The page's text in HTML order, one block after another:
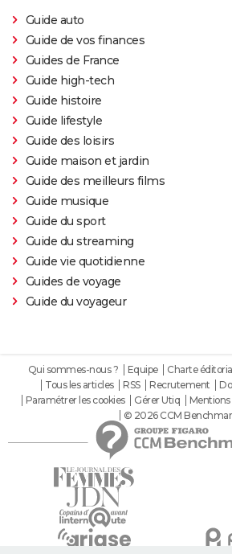
Guide auto
Guide de vos finances
Guides de France
Guide high-tech
Guide histoire
Guide lifestyle
Guide des loisirs
Guide maison et jardin
Guide des meilleurs films
Guide musique
Guide du sport
Guide du streaming
Guide vie quotidienne
Guides de voyage
Guide du voyageur
Qui sommes-nous ? Equipe Charte
Tous les articles
RSS Recrutement
Paramétrer les cookies
Gérer Utiq Mentions
© 2026 CCM